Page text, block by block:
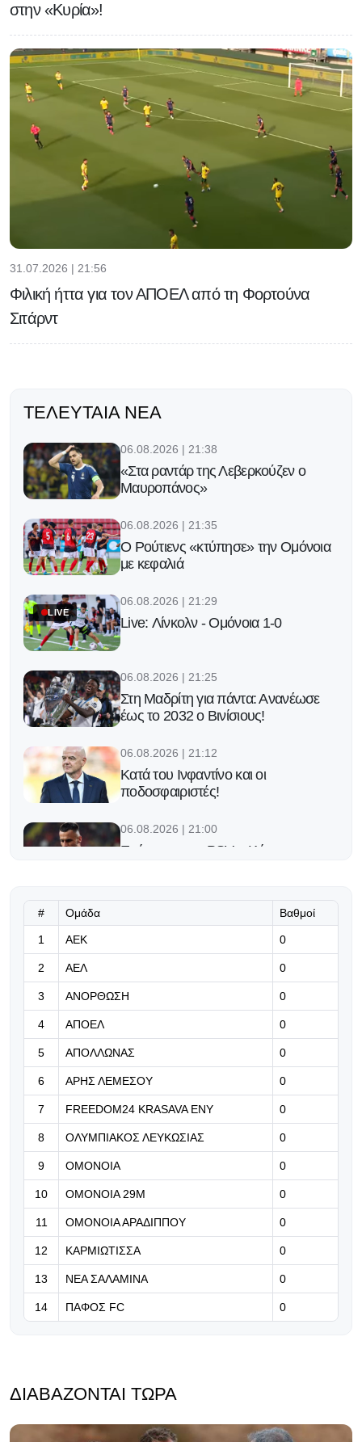
στην «Κυρία»!
31.07.2026 | 21:56
Φιλική ήττα για τον ΑΠΟΕΛ από τη Φορτούνα
Σιτάρντ
ΤΕΛΕΥΤΑΊΑ ΝΈΑ
06.08.2026 | 21:38
«Στα ραντάρ της Λεβερκούζεν ο
Μαυροπάνος»
06.08.2026 | 21:35
Ο Ρούτιενς «κτύπησε» την Ομόνοια
με κεφαλιά
LIVE
06.08.2026 | 21:29
Live: Λίνκολν - Ομόνοια 1-0
06.08.2026 | 21:25
Στη Μαδρίτη για πάντα: Ανανέωσε
έως το 2032 ο Βινίσιους!
06.08.2026 | 21:12
Κατά του Ινφαντίνο και οι
ποδοσφαιριστές!
06.08.2026 | 21:00
Επίσημα στην PSV ο Κόστιτς
ΒΙΝΤΕΟ: Η πρώτη επιθεώρηση
06.08.2026 | 20:52
Φιλική νίκη της ΑΕΛ επί του
06.08.2026 | 20:50
«Η κατάσταση αξιολογείται...»
06.08.2026 | 20:37
Τους ενώνει το «τριφύλλι»
# Ομάδα Βαθμοί
1 ΑΕΚ 0
2 ΑΕΛ 0
3 ΑΝΟΡΘΩΣΗ 0
4 ΑΠΟΕΛ 0
5 ΑΠΟΛΛΩΝΑΣ 0
6 ΑΡΗΣ ΛΕΜΕΣΟΥ 0
7 FREEDOM24 KRASAVA ΕΝΥ 0
8 ΟΛΥΜΠΙΑΚΟΣ ΛΕΥΚΩΣΙΑΣ 0
9 ΟΜΟΝΟΙΑ 0
10 ΟΜΟΝΟΙΑ 29Μ 0
11 ΟΜΟΝΟΙΑ ΑΡΑΔΙΠΠΟΥ 0
12 ΚΑΡΜΙΩΤΙΣΣΑ 0
13 ΝΕΑ ΣΑΛΑΜΙΝΑ 0
14 ΠΑΦΟΣ FC 0
ΔΙΑΒΆΖΟΝΤΑΙ ΤΏΡΑ